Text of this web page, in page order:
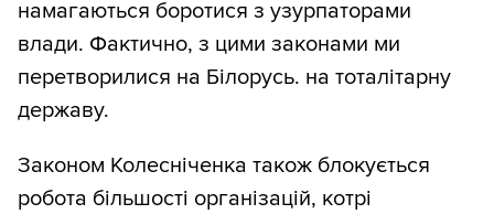
намагаються боротися з узурпаторами
влади. Фактично, з цими законами ми
перетворилися на Білорусь. на тоталітарну
державу.
Законом Колесніченка також блокується
робота більшості організацій, котрі